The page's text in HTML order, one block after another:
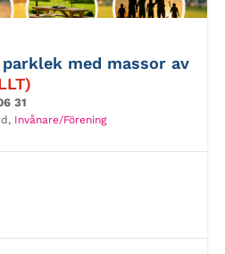
med massor av
31
Invånare/Förening